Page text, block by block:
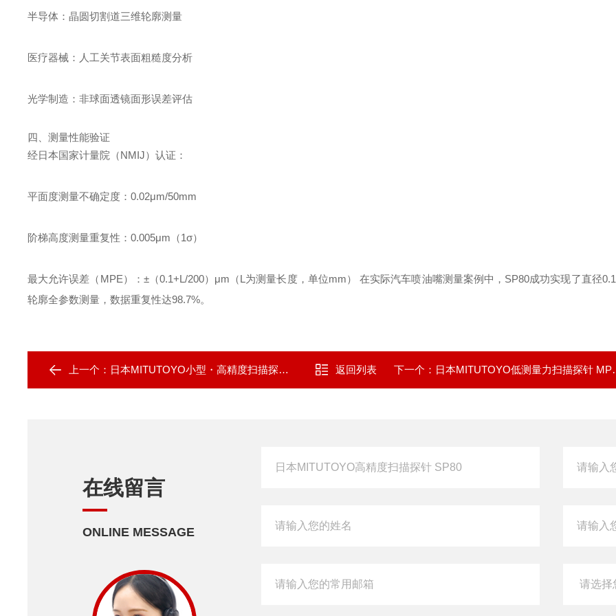
半导体：晶圆切割道三维轮廓测量
医疗器械：人工关节表面粗糙度分析
光学制造：非球面透镜面形误差评估
四、测量性能验证
经日本国家计量院（NMIJ）认证：
平面度测量不确定度：0.02μm/50mm
阶梯高度测量重复性：0.005μm（1σ）
最大允许误差（MPE）：±（0.1+L/200）μm（L为测量长度，单位mm） 在实际汽车喷油嘴测量案例中，SP80成功实现了直径
轮廓全参数测量，数据重复性达98.7%。
上一个： 日本MITUTOYO小型・高精度扫描探针 SP25M 返回列表 下一个： 日本MITUTOYO低测量力扫描探针 MPP-310Q
在线留言
ONLINE MESSAGE